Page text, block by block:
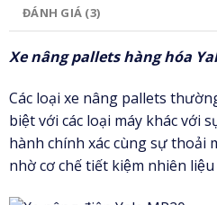
ĐÁNH GIÁ (3)
Xe nâng pallets hàng hóa
Các loại xe nâng pallets
biệt với các loại máy khác với
hành chính xác cùng sự thoải
nhờ cơ chế tiết kiệm nhiên